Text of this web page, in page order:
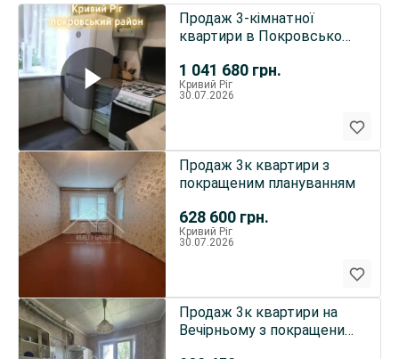
1 041 680 грн.
Продаж 3-кімнатної
квартири в Покровському
Кривий Ріг
30.07.2026
628 600 грн.
Продаж 3к квартири з
покращеним плануванням
Кривий Ріг
30.07.2026
Продаж 3к квартири на
Вечірньому з покращеним